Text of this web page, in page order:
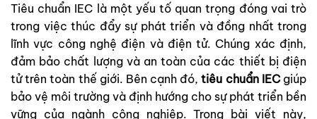
Tiêu chuẩn IEC là một yếu tố quan trọng đóng vai trò
trong việc thúc đẩy sự phát triển và đồng nhất trong
lĩnh vực công nghệ điện và điện tử. Chúng xác định,
đảm bảo chất lượng và an toàn của các thiết bị điện
tử trên toàn thế giới. Bên cạnh đó,tiêu chuẩn IECgiúp
bảo vệ môi trường và định hướng cho sự phát triển bền
vững của ngành công nghiệp. Trong bài viết này,